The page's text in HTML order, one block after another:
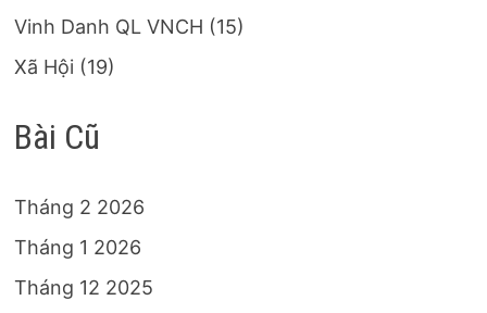
Vinh Danh QL VNCH (15)
Xã Hội (19)
Bài Cũ
Tháng 2 2026
Tháng 1 2026
Tháng 12 2025